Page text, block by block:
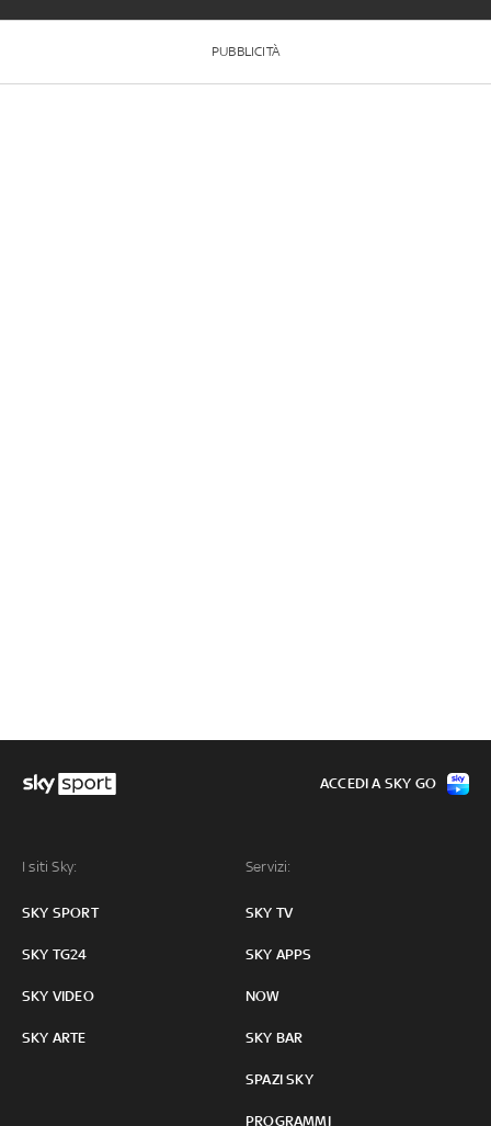
PUBBLICITÀ
I siti Sky:
SKY SPORT
SKY TG24
SKY VIDEO
SKY ARTE
Servizi:
SKY TV
SKY APPS
NOW
SKY BAR
SPAZI SKY
PROGRAMMI
ACCEDI A SKY GO